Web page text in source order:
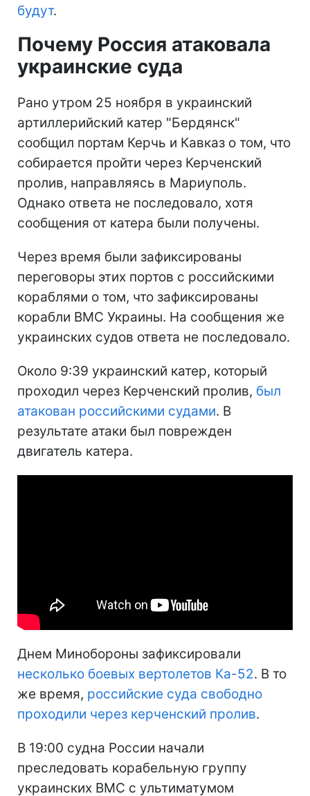
будут.
Почему Россия атаковала
украинские суда
Рано утром 25 ноября в украинский
артиллерийский катер "Бердянск"
сообщил портам Керчь и Кавказ о том, что
собирается пройти через Керченский
пролив, направляясь в Мариуполь.
Однако ответа не последовало, хотя
сообщения от катера были получены.
Через время были зафиксированы
переговоры этих портов с российскими
кораблями о том, что зафиксированы
корабли ВМС Украины. На сообщения же
украинских судов ответа не последовало.
Около 9:39 украинский катер, который
проходил через Керченский пролив, был
атакован российскими судами. В
результате атаки был поврежден
двигатель катера.
Днем Минобороны зафиксировали
несколько боевых вертолетов Ка-52. В то
же время, российские суда свободно
проходили через керченский пролив.
В 19:00 судна России начали
преследовать корабельную группу
украинских ВМС с ультиматумом